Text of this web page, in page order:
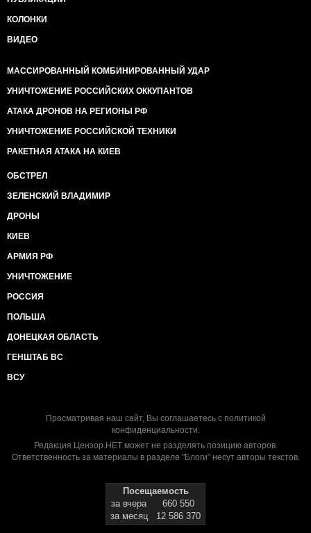
КОЛОНКИ
ВИДЕО
МАССИРОВАННЫЙ КОМБИНИРОВАННЫЙ УДАР
УНИЧТОЖЕНИЕ РОССИЙСКИХ ОККУПАНТОВ
АТАКА ДРОНОВ НА РЕГИОНЫ РФ
УНИЧТОЖЕНИЕ РОССИЙСКОЙ ТЕХНИКИ
РАКЕТНАЯ АТАКА НА КИЕВ
ОБСТРЕЛ
ЗЕЛЕНСКИЙ ВЛАДИМИР
ДРОНЫ
КИЕВ
АРМИЯ РФ
УНИЧТОЖЕНИЕ
РОССИЯ
ПОЛЬША
ДОНЕЦКАЯ ОБЛАСТЬ
ГЕНШТАБ ВС
ВСУ
Просматривая наш сайт, Вы соглашаетесь с политикой
конфиденциальности.
Редакция Цензор.НЕТ может не разделять позицию авторов.
Ответственность за материалы в разделе "Блоги" несут авторы текстов.
Посещаемость
за вчера
660 550
за месяц
12 586 370